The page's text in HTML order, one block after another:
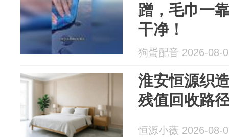
蹭，毛巾一
干净！
狗蛋配音 2026-08-
淮安恒源织
残值回收路
恒源小薇 2026-08-